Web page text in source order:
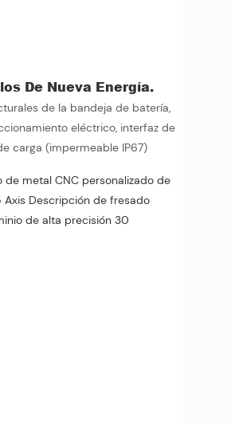
De Nueva Energía.
de la bandeja de batería,
eléctrico, interfaz de
carga (impermeable IP67)